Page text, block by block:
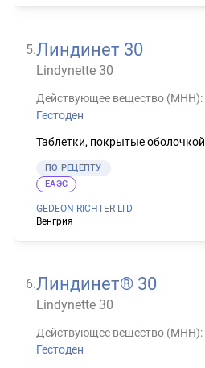
5.Линдинет 30
Lindynette 30
Действующее вещество (МНН):
Гестоден
Таблетки, покрытые оболочкой
ПО РЕЦЕПТУ
GEDEON RICHTER LTD
Венгрия
ЕАЭС
6.Линдинет® 30
Lindynette 30
Действующее вещество (МНН):
Гестоден